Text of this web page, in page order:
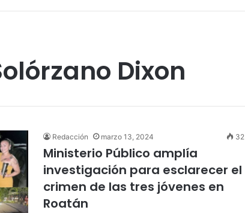
Dixon
Redacción marzo 13, 2024 32
Ministerio Público amplía
investigación para esclarecer el
crimen de las tres jóvenes en
Roatán